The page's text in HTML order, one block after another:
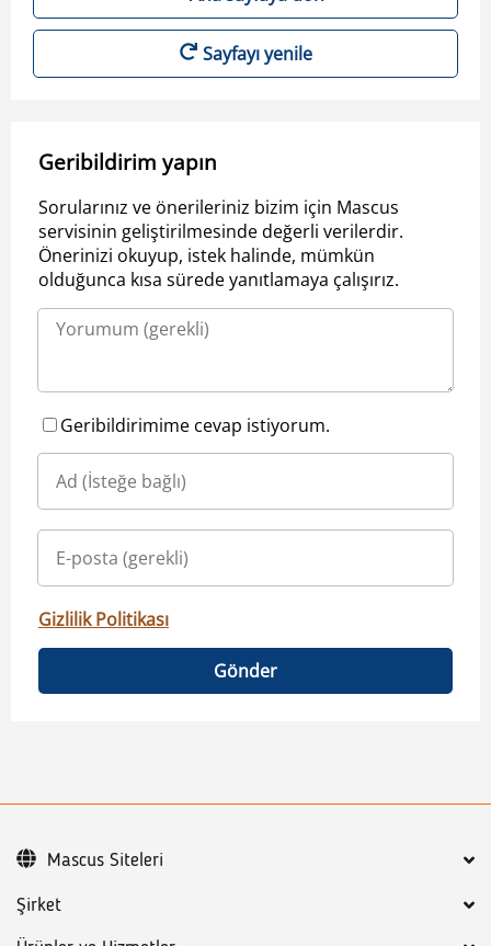
Sayfayı yenile
Geribildirim yapın
Sorularınız ve önerileriniz bizim için Mascus
servisinin geliştirilmesinde değerli verilerdir.
Önerinizi okuyup, istek halinde, mümkün
olduğunca kısa sürede yanıtlamaya çalışırız.
Geribildirimime cevap istiyorum.
Gizlilik Politikası
Gönder
Şirket
Mascus Siteleri